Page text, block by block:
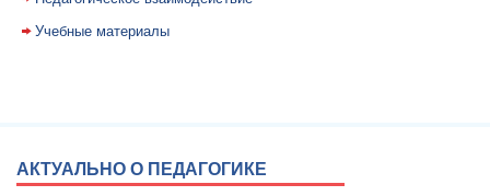
Учебные материалы
АКТУАЛЬНО О ПЕДАГОГИКЕ